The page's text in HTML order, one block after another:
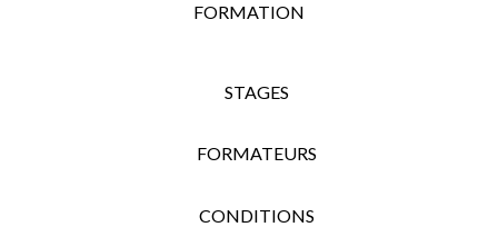
FORMATION
STAGES
FORMATEURS
CONDITIONS